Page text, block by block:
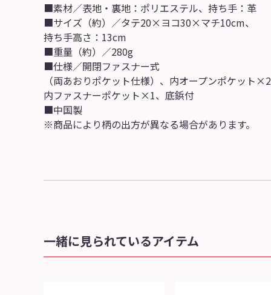
■素材／表地・裏地：ポリエステル、持ち手：革
■サイズ（約）／タテ20×ヨコ30×マチ10cm、
持ち手高さ：13cm
■重量（約）／280g
■仕様／開閉ファスナー式
（両あおりポケット仕様）、内オープンポケット
内ファスナーポケット×1、底鋲付
■中国製
※商品により柄の出方が異なる場合があります。
一緒に見られているアイテム